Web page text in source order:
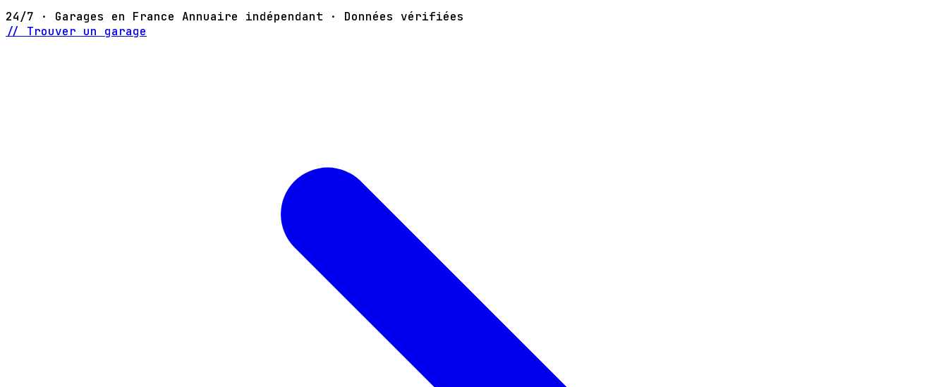
24/7 · Garages en France Annuaire indépendant · Données vérifiées
// Trouver un garage